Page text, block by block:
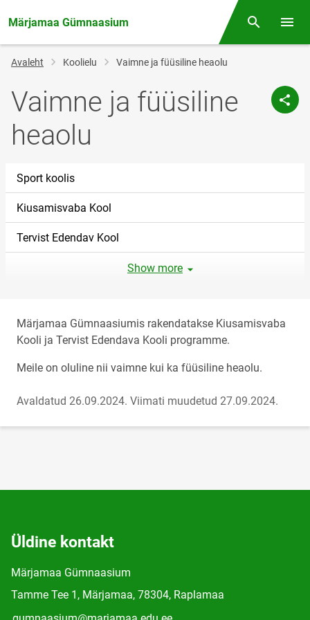
Märjamaa Gümnaasium Otsing
Jälglink
Avaleht Koolielu Vaimne ja füüsiline heaolu
Vaimne ja füüsiline
heaolu
Sport koolis
Kiusamisvaba Kool
Tervist Edendav Kool
Show more
Märjamaa Gümnaasiumis rakendatakse Kiusamisvaba
Kooli ja Tervist Edendava Kooli programme.
Meile on oluline nii vaimne kui ka füüsiline heaolu.
Avaldatud 26.09.2024. Viimati muudetud 27.09.2024.
Üldine kontakt
Märjamaa Gümnaasium
Tamme Tee 1, Märjamaa, 78304, Raplamaa